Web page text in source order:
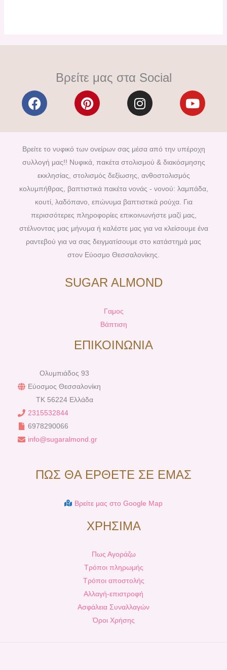
Βρείτε μας στα Social
F
a
e
b
o
o
k
P
i
t
e
r
e
s
t
I
n
t
a
g
r
a
m
Y
o
t
u
b
Βρείτε το νυφικό των ονείρων σας μέσα από την υπέροχη
συλλογή μας!! Νυφικά, πακέτα στολισμού & διακόσμησης
εκκλησίας, στολισμός δεξίωσης, ανθοστολισμός
κολυμπήθρας, βαπτιστικά πακέτα νονάς - νονού: λαμπάδα,
κουτί, λαδόπανο, επώνυμα βαπτιστικά ρούχα. Για
περισσότερες πληροφορίες επικοινωνήστε μαζί μας,
στέλνοντας μας μήνυμα ή καλέστε μας για να κλείσουμε ένα
ραντεβού για να σας δειγματίσουμε στο κατάστημά μας
στον Εύοσμο Θεσσαλονίκης.
SUGAR ALMOND
Γαμος
Βάπτιση
ΕΠΙΚΟΙΝΩΝΙΑ
Ολυμπιάδος 93
Εύοσμος Θεσσαλονίκη
TK 56224 Ελλάδα
2315532844
6978290066
info@sugaralmond.gr
ΠΩΣ ΘΑ ΕΡΘΕΤΕ ΣΕ ΕΜΑΣ
Βρείτε μας στο Google Map
ΧΡΗΣΙΜΑ
Πως Αγοράζω
Τρόποι πληρωμής
Τρόποι αποστολής
Αλλαγή-επιστροφή
Ασφάλεια Συναλλαγών
Όροι Χρήσης